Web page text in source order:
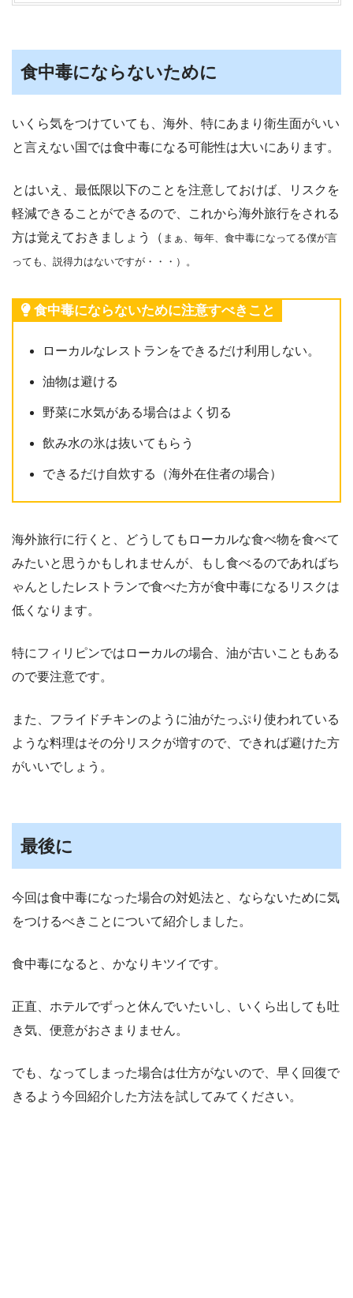
食中毒にならないために
いくら気をつけていても、海外、特にあまり衛生面がいい
と言えない国では食中毒になる可能性は大いにあります。
とはいえ、最低限以下のことを注意しておけば、リスクを
軽減できることができるので、これから海外旅行をされる
方は覚えておきましょう（ まぁ、毎年、食中毒になってる僕が言
っても、説得力はないですが・・・）。
食中毒にならないために注意すべきこと
ローカルなレストランをできるだけ利用しない。
油物は避ける
野菜に水気がある場合はよく切る
飲み水の氷は抜いてもらう
できるだけ自炊する（海外在住者の場合）
海外旅行に行くと、どうしてもローカルな食べ物を食べて
みたいと思うかもしれませんが、もし食べるのであればち
ゃんとしたレストランで食べた方が食中毒になるリスクは
低くなります。
特にフィリピンではローカルの場合、油が古いこともある
ので要注意です。
また、フライドチキンのように油がたっぷり使われている
ような料理はその分リスクが増すので、できれば避けた方
がいいでしょう。
最後に
今回は食中毒になった場合の対処法と、ならないために気
をつけるべきことについて紹介しました。
食中毒になると、かなりキツイです。
正直、ホテルでずっと休んでいたいし、いくら出しても吐
き気、便意がおさまりません。
でも、なってしまった場合は仕方がないので、早く回復で
きるよう今回紹介した方法を試してみてください。